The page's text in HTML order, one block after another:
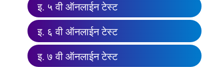
इ. ५ वी ऑनलाईन टेस्ट
इ. ६ वी ऑनलाईन टेस्ट
इ. ७ वी ऑनलाईन टेस्ट